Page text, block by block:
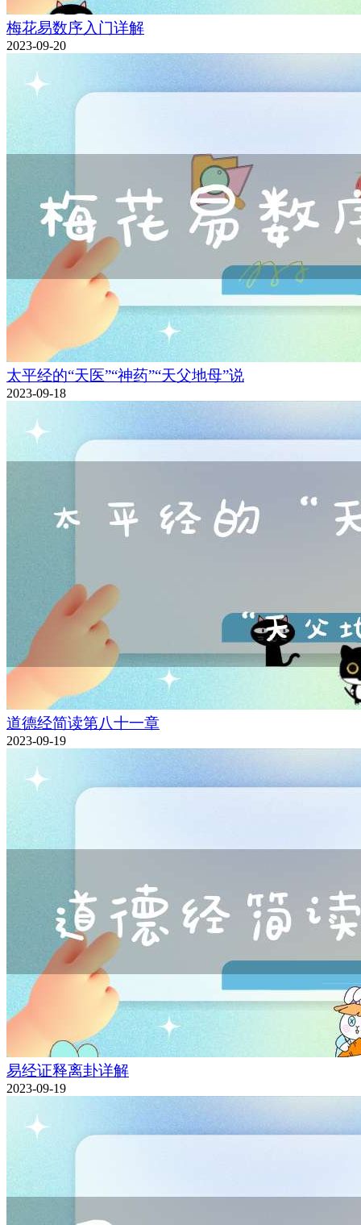
梅花易数序入门详解
2023-09-20
太平经的“天医”“神药”“天父地母”说
2023-09-18
道德经简读第八十一章
2023-09-19
易经证释离卦详解
2023-09-19